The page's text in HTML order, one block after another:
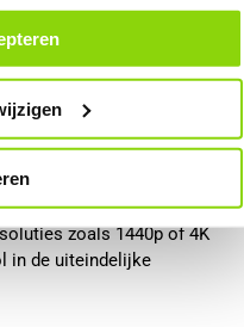
altijd intrekken, dit doe je
op ‘Cookievoorkeuren’
het belangrijkste
berekeningen in een
installeert, kan dit
betere grafische
zoals 1440p of 4K
in de uiteindelijke